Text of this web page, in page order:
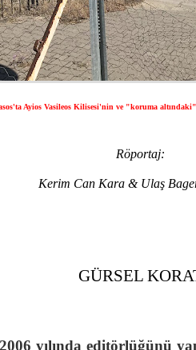
Ayios Vasileos Kilisesi'nin ve "koruma
Röportaj:
Kerim Can Kara & Ulaş
GÜRSEL
yılında editörlüğünü